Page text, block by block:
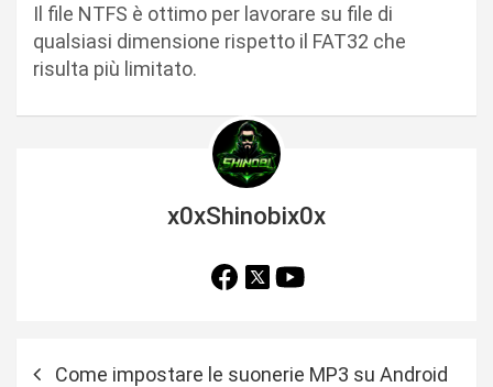
Il file NTFS è ottimo per lavorare su file di
qualsiasi dimensione rispetto il FAT32 che
risulta più limitato.
x0xShinobix0x
Come impostare le suonerie MP3 su Android